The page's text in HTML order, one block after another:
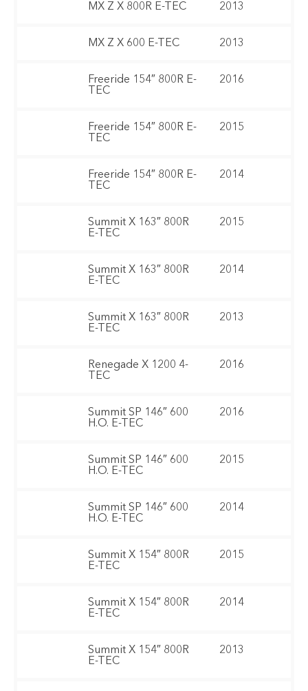
MX Z X 800R E-TEC 2013
MX Z X 600 E-TEC 2013
Freeride 154″ 800R E-
TEC
2016
Freeride 154″ 800R E-
TEC
2015
Freeride 154″ 800R E-
TEC
2014
Summit X 163″ 800R
E-TEC
2015
Summit X 163″ 800R
E-TEC
2014
Summit X 163″ 800R
E-TEC
2013
Renegade X 1200 4-
TEC
2016
Summit SP 146″ 600
H.O. E-TEC
2016
Summit SP 146″ 600
H.O. E-TEC
2015
Summit SP 146″ 600
H.O. E-TEC
2014
Summit X 154″ 800R
E-TEC
2015
Summit X 154″ 800R
E-TEC
2014
Summit X 154″ 800R
E-TEC
2013